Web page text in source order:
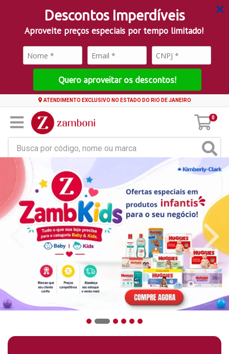
Descontos Imperdíveis
Aproveite preços especiais por tempo limitado!
Quero aproveitar os descontos!
ATENDIMENTO EXCLUSIVO NO ESTADO DO RIO DE JANEIRO
0